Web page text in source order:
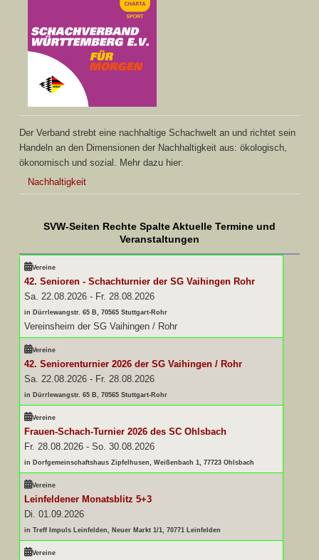
Der Verband strebt eine nachhaltige Schachwelt an und richtet sein
Handeln an den Dimensionen der Nachhaltigkeit aus: ökologisch,
ökonomisch und sozial. Mehr dazu hier:
Nachhaltigkeit
SVW-Seiten Rechte Spalte Aktuelle Termine und
Veranstaltungen
Vereine
42. Senioren - Schachturnier der SG Vaihingen Rohr
Sa. 22.08.2026 - Fr. 28.08.2026
in Dürrlewangstr. 65 B, 70565 Stuttgart-Rohr
Vereinsheim der SG Vaihingen / Rohr
Vereine
42. Seniorenturnier 2026 der SG Vaihingen / Rohr
Sa. 22.08.2026 - Fr. 28.08.2026
in Dürrlewangstr. 65 B, 70565 Stuttgart-Rohr
Vereine
Frauen-Schach-Turnier 2026 des SC Ohlsbach
Fr. 28.08.2026 - So. 30.08.2026
in Dorfgemeinschaftshaus Zipfelhusen, Weißenbach 1, 77723 Ohlsbach
Vereine
Leinfeldener Monatsblitz 5+3
Di. 01.09.2026
in Treff Impuls Leinfelden, Neuer Markt 1/1, 70771 Leinfelden
Vereine